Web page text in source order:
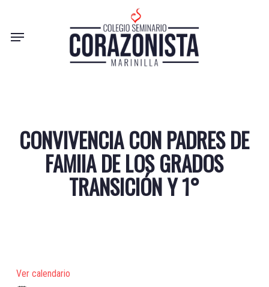
mainMenu
CONVIVENCIA CON PADRES DE
FAMIIA DE LOS GRADOS
TRANSICIÓN Y 1°
Ver calendario